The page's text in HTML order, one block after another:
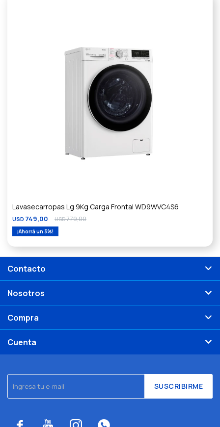
Lavasecarropas Lg 9Kg Carga Frontal WD9WVC4S6
USD 749,00 USD779,00
3
SUSCRIBIRME
Contacto
Nosotros
Compra
Cuenta